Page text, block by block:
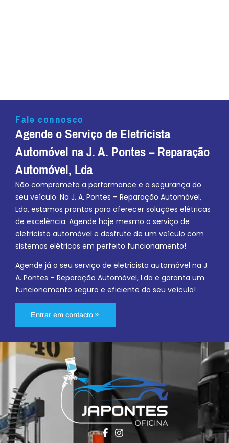
Fale connosco
Agende o Serviço de Eletricista
Automóvel na J. A. Pontes – Reparação
Automóvel, Lda
Não comprometa a performance e a segurança do
seu veículo. Na J. A. Pontes – Reparação Automóvel,
Lda, estamos prontos para oferecer soluções elétricas
de excelência. Agende hoje mesmo o serviço de
eletricista automóvel e desfrute de um veículo com
sistemas elétricos em perfeito funcionamento!
Agende já o seu serviço de eletricista automóvel na J.
A. Pontes – Reparação Automóvel, Lda e garanta um
funcionamento seguro e eficiente do seu veículo!
Entrar em contacto